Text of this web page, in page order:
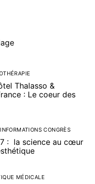
Thalasso &
: Le coeur des
INFORMATIONS CONGRÈS
: la science au cœur
MÉDICALE